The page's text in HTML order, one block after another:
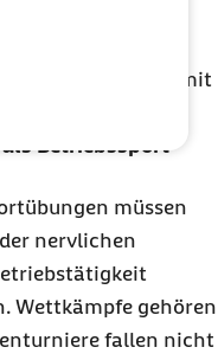
das
Rechtsprechung
sein müssen, damit
Betriebssport
müssen
nervlichen
Wettkämpfe gehören
fallen nicht